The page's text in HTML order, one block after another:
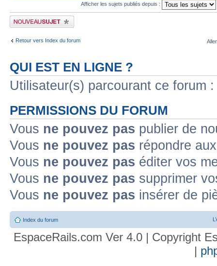
Afficher les sujets publiés depuis :
Publier un nouveau sujet
Retour vers Index du forum
QUI EST EN LIGNE ?
Utilisateur(s) parcourant ce forum
PERMISSIONS DU FORUM
Vous ne pouvez pas publier de
Vous ne pouvez pas répondre
Vous ne pouvez pas éditer vos
Vous ne pouvez pas supprimer
Vous ne pouvez pas insérer de
Index du forum
EspaceRails.com Ver 4.0 | Copyright
|